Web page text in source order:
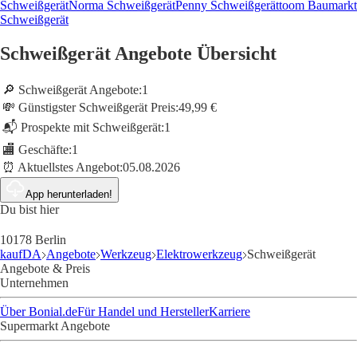
SchweißgerätNorma SchweißgerätPenny Schweißgerättoom Baumarkt
Schweißgerät
Schweißgerät Angebote Übersicht
🔎 Schweißgerät Angebote:1
💸 Günstigster Schweißgerät Preis:49,99 €
📬 Prospekte mit Schweißgerät:1
🏬 Geschäfte:1
⏰ Aktuellstes Angebot:05.08.2026
App herunterladen!
Du bist hier
10178 Berlin
kaufDA Angebote Werkzeug Elektrowerkzeug Schweißgerät
Angebote & Preis
Unternehmen
Über Bonial.deFür Handel und HerstellerKarriere
Supermarkt Angebote